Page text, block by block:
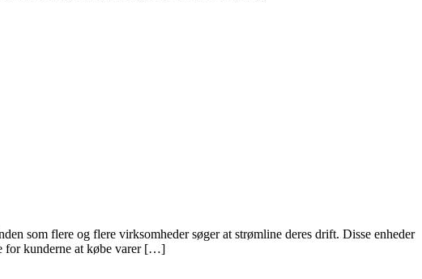
som flere og flere virksomheder søger at strømline deres drift. Disse enheder
for kunderne at købe varer […]